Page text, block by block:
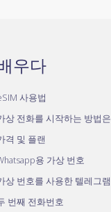
우다
사용법
상 전화를 시작하는 방법
격 및 플랜
용 가상 번호
상 번호를 사용한 텔레그
번째 전화번호